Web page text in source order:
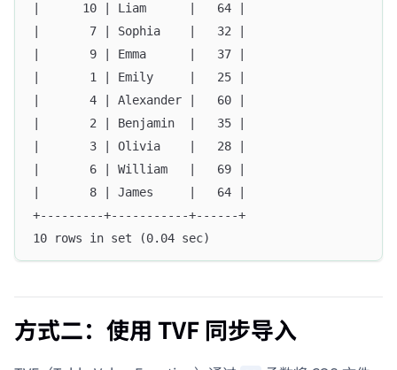
|      10 | Liam      |   64 |
|       7 | Sophia    |   32 |
|       9 | Emma      |   37 |
|       1 | Emily     |   25 |
|       4 | Alexander |   60 |
|       2 | Benjamin  |   35 |
|       3 | Olivia    |   28 |
|       6 | William   |   69 |
|       8 | James     |   64 |
+---------+-----------+------+
10 rows in set (0.04 sec)
方式二：使用 TVF 同步导入